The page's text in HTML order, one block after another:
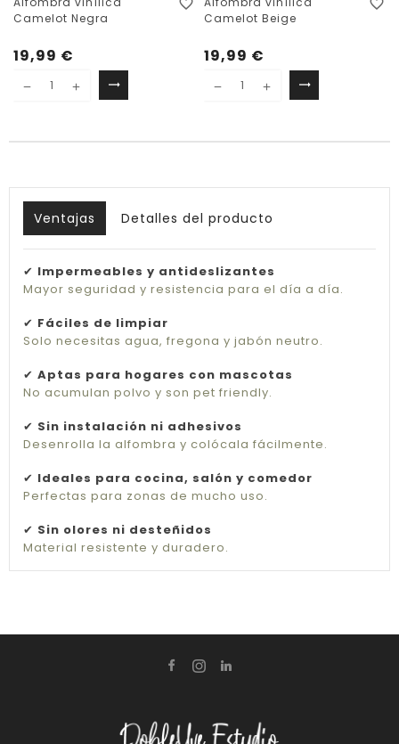
Camelot Negra
favorite_border
19,99 €
trending_flat
Camelot Beige
favorite_border
19,99 €
trending_flat
Ventajas Detalles del producto
✔ Impermeables y antideslizantes
Mayor seguridad y resistencia para el día a día.
✔ Fáciles de limpiar
Solo necesitas agua, fregona y jabón neutro.
✔ Aptas para hogares con mascotas
No acumulan polvo y son pet friendly.
✔ Sin instalación ni adhesivos
Desenrolla la alfombra y colócala fácilmente.
✔ Ideales para cocina, salón y comedor
Perfectas para zonas de mucho uso.
✔ Sin olores ni desteñidos
Material resistente y duradero.